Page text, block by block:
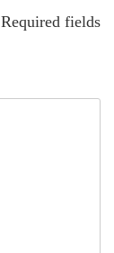
Required fields